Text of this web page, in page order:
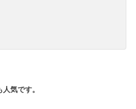
気です。